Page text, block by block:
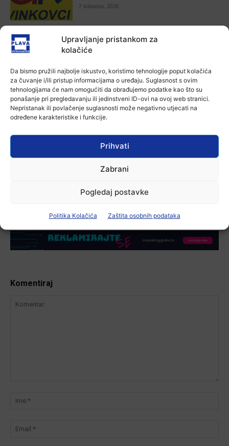
Upravljanje pristankom za
kolačiće
Da bismo pružili najbolje iskustvo, koristimo tehnologije poput kolačića
za čuvanje i/ili pristup informacijama o uređaju. Suglasnost s ovim
tehnologijama će nam omogućiti da obrađujemo podatke kao što su
ponašanje pri pregledavanju ili jedinstveni ID-ovi na ovoj web stranici.
Nepristanak ili povlačenje suglasnosti može negativno utjecati na
određene karakteristike i funkcije.
Prihvati
Zabrani
Pogledaj postavke
Politika Kolačića Zaštita osobnih podataka
7 kolovoza, 2026
Za dva tjedna započinje još jedna
Divlja liga
Aktualno
U Županji održana Ljetna škola magije
7 kolovoza, 2026
Aktualno
Zbog niskog vodostaja otežana
plovidba na Dunavu
Komentiraj